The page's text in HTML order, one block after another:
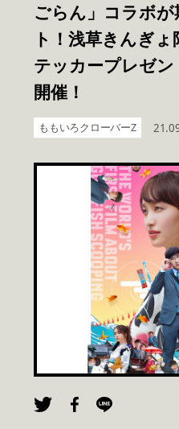
ごらん」コラボ
ト！浅草きんぎ
テッカープレゼ
開催！
ももいろクローバーZ